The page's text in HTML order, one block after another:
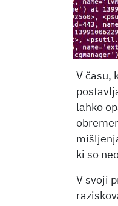
V času,
lahko
ki so
V svoji